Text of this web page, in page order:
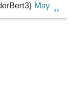
May